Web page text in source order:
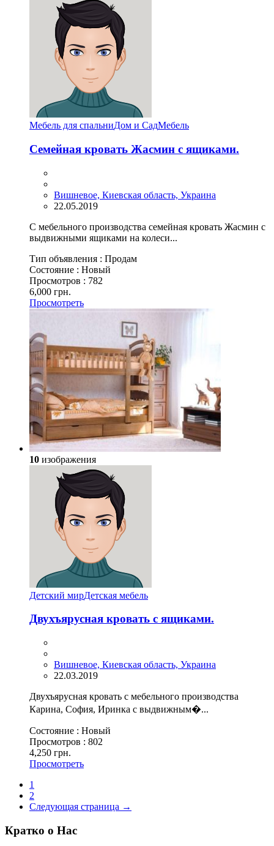
Мебель для спальниДом и СадМебель
Семейная кровать Жасмин с ящиками.
Вишневое, Киевская область, Украина
22.05.2019
С мебельного производства семейная кровать Жасмин с
выдвижными ящиками на колеси...
Тип объявления : Продам
Состояние : Новый
Просмотров : 782
6,000 грн.
Просмотреть
10 изображения
Детский мирДетская мебель
Двухъярусная кровать с ящиками.
Вишневое, Киевская область, Украина
22.03.2019
Двухъярусная кровать с мебельного производства
Карина, София, Иринка с выдвижным�...
Состояние : Новый
Просмотров : 802
4,250 грн.
Просмотреть
1
2
Следующая страница →
Кратко о Нас